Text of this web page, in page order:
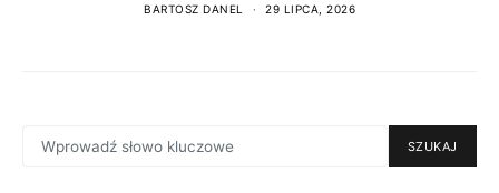
BARTOSZ DANEL 29 LIPCA, 2026
FOR:
SZUKAJ